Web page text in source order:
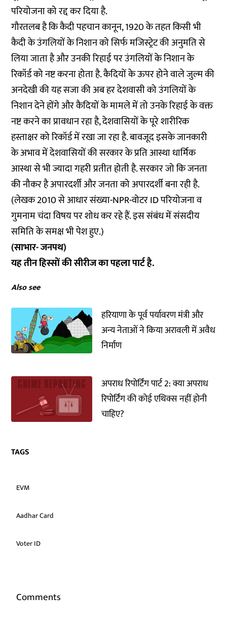
परियोजना को रद्द कर दिया है.
गौरतलब है कि कैदी पहचान कानून, 1920 के तहत किसी भी
कैदी के उंगलियों के निशान को सिर्फ मजिस्‍ट्रेट की अनुमति से
लिया जाता है और उनकी रिहाई पर उंगलियों के निशान के
रिकॉर्ड को नष्ट करना होता है. कैदियों के ऊपर होने वाले जुल्म की
अनदेखी की यह सजा की अब हर देशवासी को उंगलियों के
निशान देने होंगे और कैदियों के मामले में तो उनके रिहाई के वक्त
नष्ट करने का प्रावधान रहा है, देशवासियों के पूरे शारीरिक
हस्ताक्षर को रिकॉर्ड में रखा जा रहा है. बावजूद इसके जानकारी
के अभाव में देशवासियों की सरकार के प्रति आस्था धार्मिक
आस्था से भी ज्यादा गहरी प्रतीत होती है. सरकार जो कि जनता
की नौकर है अपारदर्शी और जनता को अपारदर्शी बना रही है.
(लेखक 2010 से आधार संख्या-NPR-वोटर ID परियोजना व
गुमनाम चंदा विषय पर शोध कर रहे हैं. इस संबंध में संसदीय
समिति के समक्ष भी पेश हुए.)
(साभार- जनपथ)
यह तीन हिस्सों की सीरीज का पहला पार्ट है.
Also see
हरियाणा के पूर्व पर्यावरण मंत्री और
अन्य नेताओं ने किया अरावली में अवैध
निर्माण
अपराध रिपोर्टिंग पार्ट 2: क्या अपराध
रिपोर्टिंग की कोई एथिक्स नहीं होनी
चाहिए?
TAGS
EVM
Aadhar Card
Voter ID
Comments